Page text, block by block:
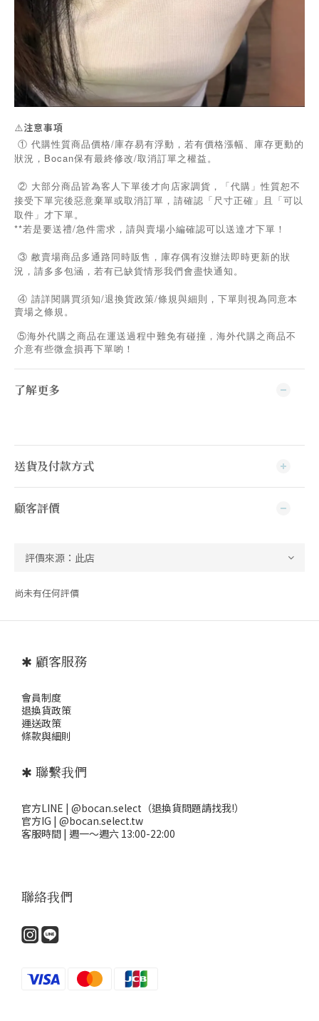
⚠️注意事項
① 代購性質商品價格/庫存易有浮動，若有價格漲幅、庫存更動的
狀況，Bocan保有最終修改/取消訂單之權益。
② 大部分商品皆為客人下單後才向店家調貨，「代購」性質恕不
接受下單完後惡意棄單或取消訂單，請確認「尺寸正確」且「可以
取件」才下單。
**若是要送禮/急件需求，請與賣場小編確認可以送達才下單！
③ 敝賣場商品多通路同時販售，庫存偶有沒辦法即時更新的狀
況，請多多包涵，若有已缺貨情形我們會盡快通知。
④ 請詳閱購買須知/退換貨政策/條規與細則，下單則視為同意本
賣場之條規。
⑤海外代購之商品在運送過程中難免有碰撞，海外代購之商品不
介意有些微盒損再下單喲！
了解更多
送貨及付款方式
顧客評價
尚未有任何評價
✱ 顧客服務
會員制度
退換貨政策
運送政策
條款與細則
✱ 聯繫我們
官方LINE | @bocan.select（退換貨問題請找我!）
官方IG | @bocan.select.tw
客服時間 | 週一～週六 13:00-22:00
聯絡我們